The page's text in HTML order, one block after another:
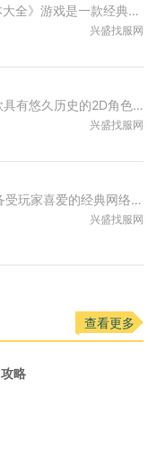
《传奇复古金币版本大全》游戏是一款经典的传奇网游，以其独特的金币系统及精美的游戏画面而备受玩家喜爱。本文将为大家详细介绍该游戏的具体玩法，让玩家们更好地了解这款传
兴盛找服网
雷霆2合1传奇是一款具有悠久历史的2D角色扮演游戏。作为传奇系列的新作，它集合了传奇游戏的经典玩法，并引入了更加丰富的内容和创新的设计。游戏采用了万人在线的模式，玩家可
兴盛找服网
76传奇复古是一款备受玩家喜爱的经典网络游戏，该游戏在保留了传奇玩法的基础上，结合了一系列创新元素，给玩家们带来了全新的游戏体验。今天我们就来详细介绍一下76传奇复古的
兴盛找服网
查看更多
略